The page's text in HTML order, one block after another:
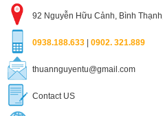
92 Nguyễn Hữu Cảnh, Bình
0938.188.633 | 0902. 321.889
thuannguyentu@gmail.com
Contact US